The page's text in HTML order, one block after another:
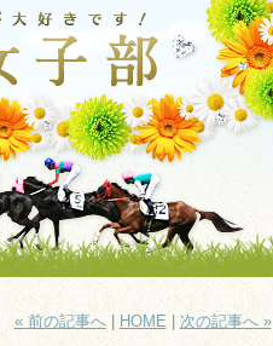
« 前の記事へ| HOME| 次の記事へ »